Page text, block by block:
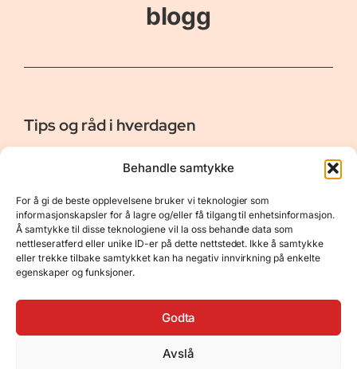
Behandle samtykke
For å gi de beste opplevelsene bruker vi teknologier som
informasjonskapsler for å lagre og/eller få tilgang til enhetsinformasjon.
Å samtykke til disse teknologiene vil la oss behandle data som
nettleseratferd eller unike ID-er på dette nettstedet. Ikke å samtykke
eller trekke tilbake samtykket kan ha negativ innvirkning på enkelte
egenskaper og funksjoner.
Godta
Avslå
blogg
Tips og råd i hverdagen
Er vår bloggside hvor vi ønsker å dele våre opplevelser og
gi deg råd og tips innen reiser, hotell - og restauranter,
naturopplevelser, personlig pleie, data, film og bøker m.m.
Nyttige Linker
Om oss
Kontakt
Resurser
Personvernerklæring
Opphavsrett